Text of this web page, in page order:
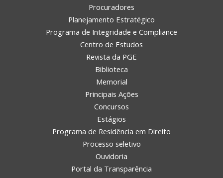
Procuradores
Planejamento Estratégico
Programa de Integridade e Compliance
Centro de Estudos
Revista da PGE
Biblioteca
Memorial
Principais Ações
Concursos
Estágios
Programa de Residência em Direito
Processo seletivo
Ouvidoria
Portal da Transparência